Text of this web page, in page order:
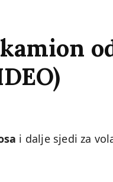
i dalje sjedi za